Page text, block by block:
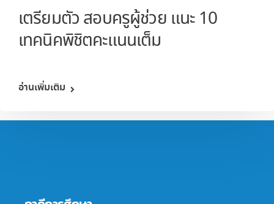
เตรียมตัว สอบครูผู้ช่วย แนะ 10
เทคนิคพิชิตคะแนนเต็ม
อ่านเพิ่มเติม